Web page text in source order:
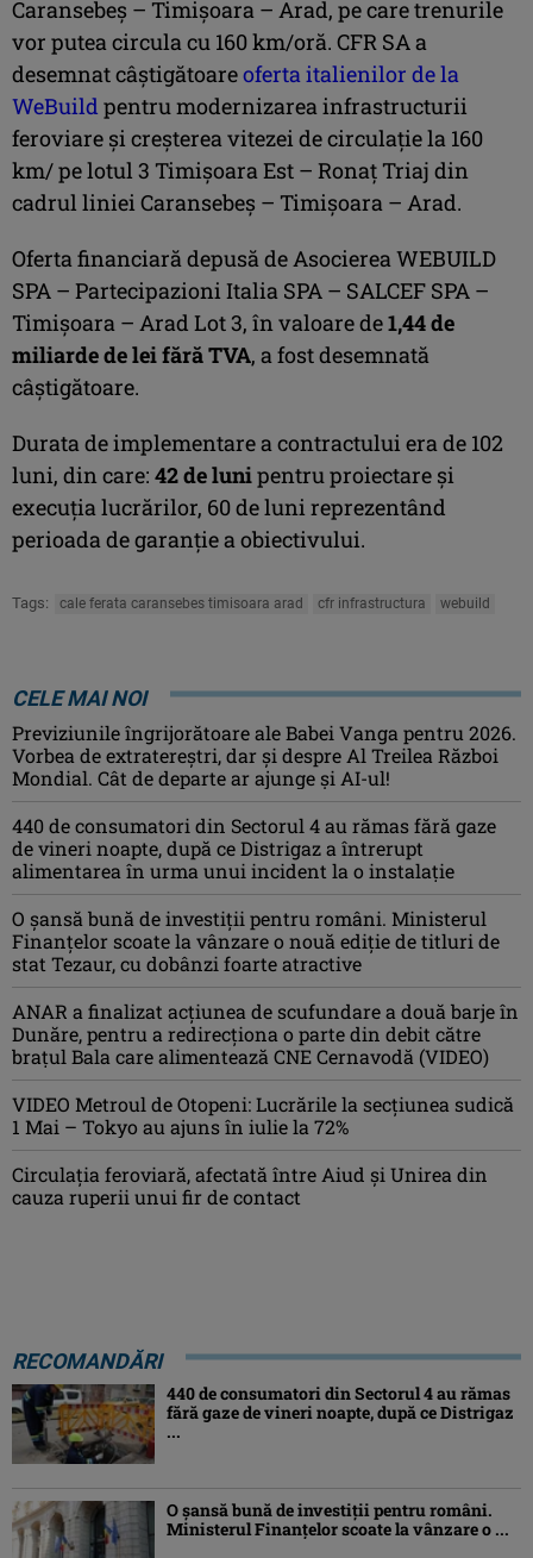
Caransebeş – Timişoara – Arad, pe care trenurile
vor putea circula cu 160 km/oră. CFR SA a
desemnat câștigătoareoferta italienilor de la
WeBuild pentru modernizarea infrastructurii
feroviare și creșterea vitezei de circulație la 160
km/ pe lotul 3 Timișoara Est – Ronaț Triaj din
cadrul liniei Caransebeș – Timișoara – Arad.
Oferta financiară depusă de Asocierea WEBUILD
SPA – Partecipazioni Italia SPA – SALCEF SPA –
Timișoara – Arad Lot 3, în valoare de1,44 de
miliarde de lei fără TVA, a fost desemnată
câștigătoare.
Durata de implementare a contractului era de 102
luni, din care: 42 de lunipentru proiectare și
execuția lucrărilor, 60 de luni reprezentând
perioada de garanție a obiectivului.
Tags: cale ferata caransebes timisoara arad cfr infrastructura webuild
CELE MAI NOI
Previziunile îngrijorătoare ale Babei Vanga pentru 2026.
Vorbea de extratereștri, dar și despre Al Treilea Război
Mondial. Cât de departe ar ajunge și AI-ul!
440 de consumatori din Sectorul 4 au rămas fără gaze
de vineri noapte, după ce Distrigaz a întrerupt
alimentarea în urma unui incident la o instalație
O șansă bună de investiții pentru români. Ministerul
Finanțelor scoate la vânzare o nouă ediție de titluri de
stat Tezaur, cu dobânzi foarte atractive
ANAR a finalizat acțiunea de scufundare a două barje în
Dunăre, pentru a redirecționa o parte din debit către
brațul Bala care alimentează CNE Cernavodă (VIDEO)
VIDEO Metroul de Otopeni: Lucrările la secțiunea sudică
1 Mai – Tokyo au ajuns în iulie la 72%
Circulația feroviară, afectată între Aiud şi Unirea din
cauza ruperii unui fir de contact
RECOMANDĂRI
440 de consumatori din Sectorul 4 au rămas
fără gaze de vineri noapte, după ce Distrigaz
...
O șansă bună de investiții pentru români.
Ministerul Finanțelor scoate la vânzare o ...